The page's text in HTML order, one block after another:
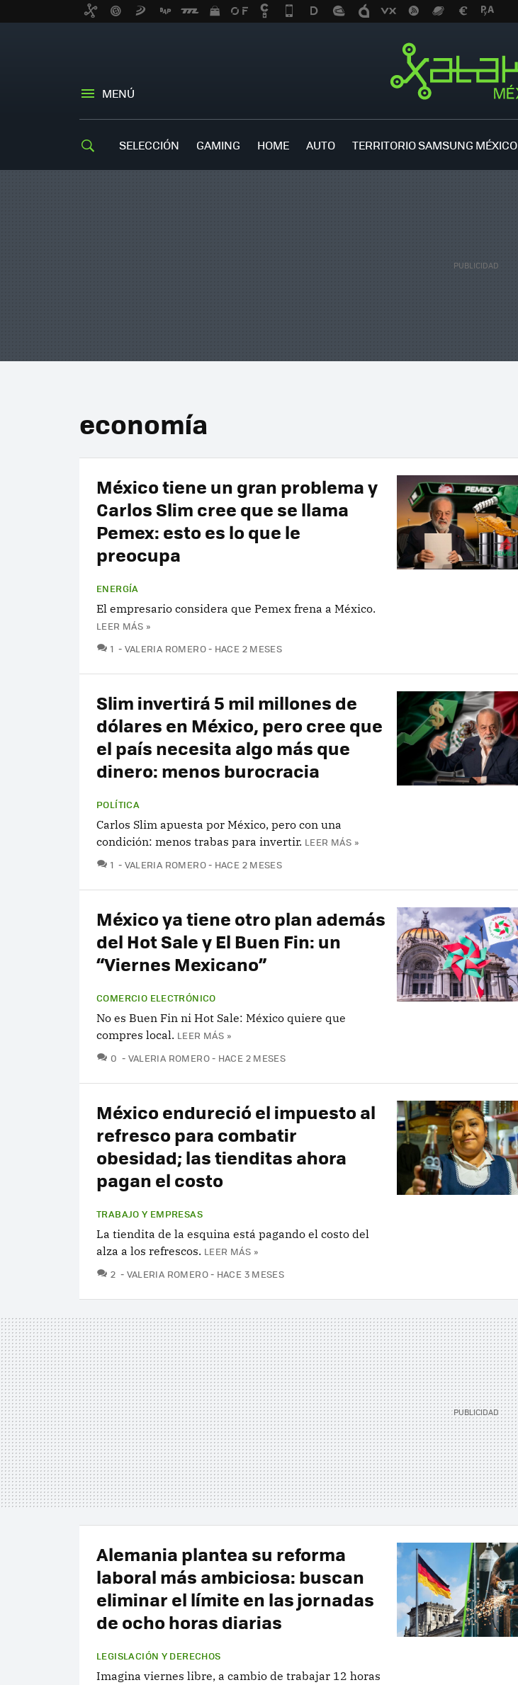
MENÚ
SELECCIÓN GAMING HOME AUTO TERRITORIO SAMSUNG MÉXICO
economía
México tiene un gran problema y
Carlos Slim cree que se llama
Pemex: esto es lo que le
preocupa
ENERGÍA
El empresario considera que Pemex frena a México.
LEER MÁS »
1 COMENTARIOS
VALERIA ROMERO HACE 2 MESES
Slim invertirá 5 mil millones de
dólares en México, pero cree que
el país necesita algo más que
dinero: menos burocracia
POLÍTICA
Carlos Slim apuesta por México, pero con una
condición: menos trabas para invertir. LEER MÁS »
1 COMENTARIOS
VALERIA ROMERO HACE 2 MESES
México ya tiene otro plan además
del Hot Sale y El Buen Fin: un
“Viernes Mexicano”
COMERCIO ELECTRÓNICO
No es Buen Fin ni Hot Sale: México quiere que
compres local. LEER MÁS »
0 COMENTARIOS
VALERIA ROMERO HACE 2 MESES
México endureció el impuesto al
refresco para combatir
obesidad; las tienditas ahora
pagan el costo
TRABAJO Y EMPRESAS
La tiendita de la esquina está pagando el costo del
alza a los refrescos. LEER MÁS »
2 COMENTARIOS
VALERIA ROMERO HACE 3 MESES
Alemania plantea su reforma
laboral más ambiciosa: buscan
eliminar el límite en las jornadas
de ocho horas diarias
LEGISLACIÓN Y DERECHOS
Imagina viernes libre, a cambio de trabajar 12 horas